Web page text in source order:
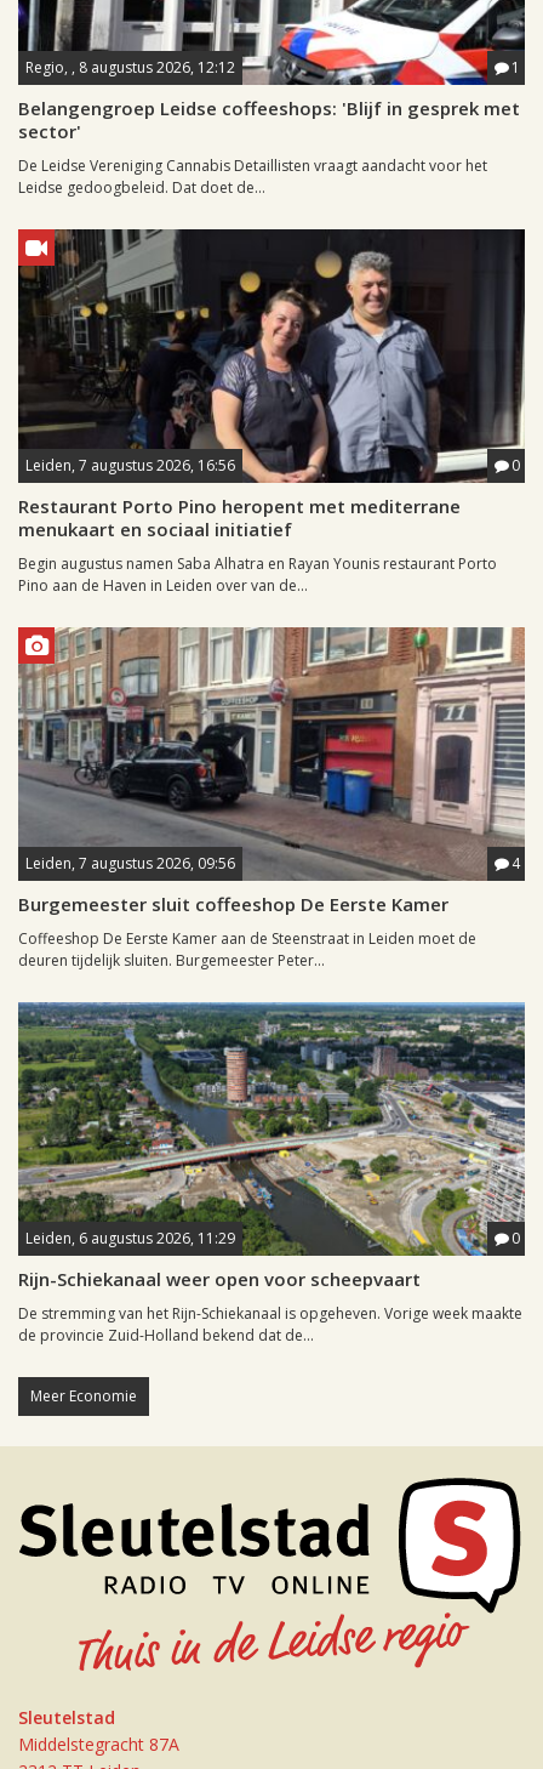
Regio, , 8 augustus 2026, 12:12 1
Belangengroep Leidse coffeeshops: 'Blijf in gesprek met
sector'
De Leidse Vereniging Cannabis Detaillisten vraagt aandacht voor het
Leidse gedoogbeleid. Dat doet de...
Leiden, 7 augustus 2026, 16:56 0
Restaurant Porto Pino heropent met mediterrane
menukaart en sociaal initiatief
Begin augustus namen Saba Alhatra en Rayan Younis restaurant Porto
Pino aan de Haven in Leiden over van de...
Leiden, 7 augustus 2026, 09:56 4
Burgemeester sluit coffeeshop De Eerste Kamer
Coffeeshop De Eerste Kamer aan de Steenstraat in Leiden moet de
deuren tijdelijk sluiten. Burgemeester Peter...
Leiden, 6 augustus 2026, 11:29 0
Rijn-Schiekanaal weer open voor scheepvaart
De stremming van het Rijn-Schiekanaal is opgeheven. Vorige week maakte
de provincie Zuid-Holland bekend dat de...
Meer Economie
Sleutelstad
Middelstegracht 87A